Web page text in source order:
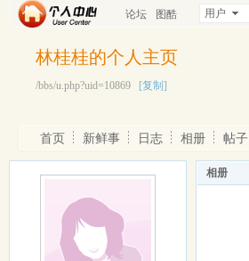
论坛 图酷 用户
林桂桂的个人主页
/bbs/u.php?uid=10869 [复制]
首页 新鲜事 日志 相册 帖子
相册